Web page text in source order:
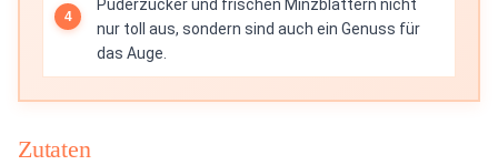
Puderzucker und frischen Minzblättern nicht
nur toll aus, sondern sind auch ein Genuss für
das Auge.
Zutaten